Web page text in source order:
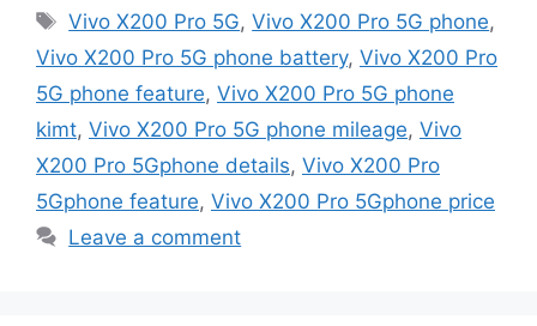
Tags
Vivo X200 Pro 5G,Vivo X200 Pro 5G phone,
Vivo X200 Pro 5G phone battery, Vivo X200 Pro
5G phone feature, Vivo X200 Pro 5G phone
kimt, Vivo X200 Pro 5G phone mileage, Vivo
X200 Pro 5Gphone details, Vivo X200 Pro
5Gphone feature, Vivo X200 Pro 5Gphone price
Leave a comment